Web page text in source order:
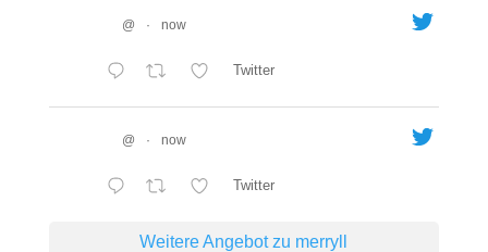
@ · now
Twitter
@ · now
Twitter
Weitere Angebot zu merryll